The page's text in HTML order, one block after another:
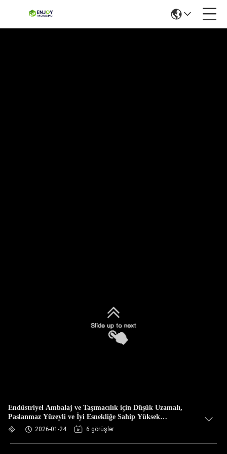
Endüstriyel Ambalaj ve Taşımacılık için Düşük Uzamalı,
Paslanmaz Yüzeyli ve İyi Esnekliğe Sahip Yüksek
Mukavemetli PET Şerit
2026-01-24 6 görüşler